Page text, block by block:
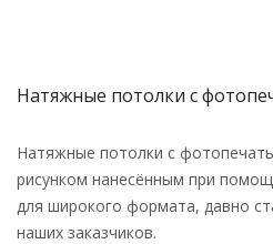
Натяжные потолки с
Натяжные потолки с
рисунком нанесённым при
для широкого формата, давно
наших заказчиков.